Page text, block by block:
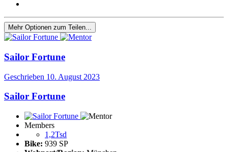
Mehr Optionen zum Teilen...
Sailor Fortune
Geschrieben 10. August 2023
Sailor Fortune
Members
1,2Tsd
Bike: 939 SP